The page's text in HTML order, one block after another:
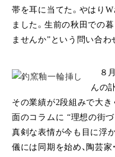
帯を耳に当てた。やはり
ました。生前の秋田での
ませんか”という問い合わ
８
んの
その業績が2段組みで大き
面のコラムに “理想の街
真剣な表情が今も目に浮
儀には同期を始め、陶芸